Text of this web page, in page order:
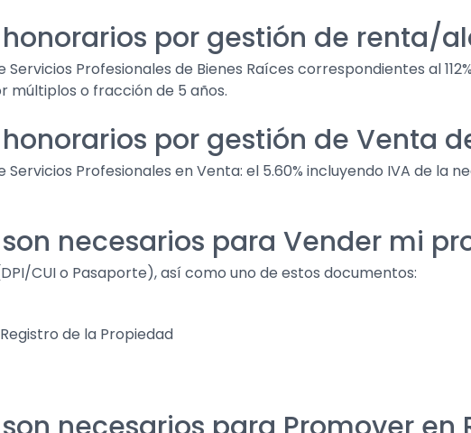
honorarios por gestión de renta/
Profesionales de Bienes Raíces correspondientes al
múltiplos o fracción de 5 años.
por gestión de Venta
Profesionales en Venta: el 5.60% incluyendo IVA de la
necesarios para Vender mi
CUI o Pasaporte), así como uno de estos documentos:
de la Propiedad